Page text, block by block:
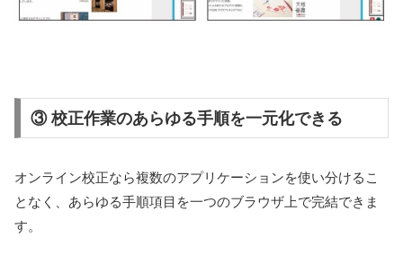
③ 校正作業のあらゆる手順を一元化できる
オンライン校正なら複数のアプリケーションを使い分けるこ
となく、あらゆる手順項目を一つのブラウザ上で完結できま
す。